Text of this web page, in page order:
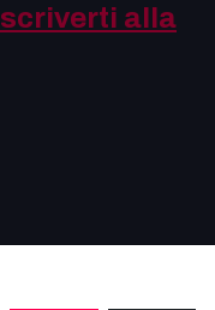
alla
i diritti riservati -